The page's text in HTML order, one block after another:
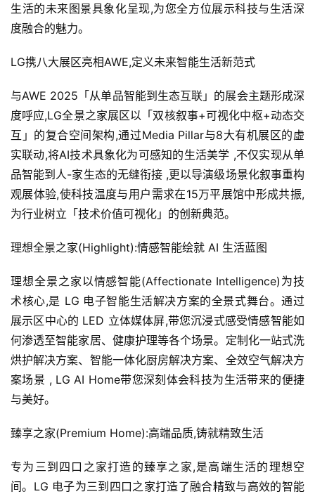
生活的未来图景具象化呈现,为您全方位展示科技与生活深
度融合的魅力。
LG携八大展区亮相AWE,定义未来智能生活新范式
与AWE 2025「从单品智能到生态互联」的展会主题形成深
度呼应,LG全景之家展区以「双核叙事+可视化中枢+动态交
互」的复合空间架构,通过Media Pillar与8大有机展区的虚
实联动,将AI技术具象化为可感知的生活美学 ,不仅实现从单
品智能到人-家生态的无缝衔接 ,更以导演级场景化叙事重构
观展体验,使科技温度与用户需求在15万平展馆中形成共振,
为行业树立「技术价值可视化」的创新典范。
理想全景之家(Highlight):情感智能绘就 AI 生活蓝图
理想全景之家以情感智能(Affectionate Intelligence)为技
术核心,是 LG 电子智能生活解决方案的全景式舞台。通过
展示区中心的 LED 立体媒体屏,带您沉浸式感受情感智能如
何渗透至智能家居、健康护理等各个场景。定制化一站式洗
烘护解决方案、智能一体化厨房解决方案、全效空气解决方
案场景 , LG AI Home带您深刻体会科技为生活带来的便捷
与美好。
臻享之家(Premium Home):高端品质,铸就精致生活
专为三到四口之家打造的臻享之家,是高端生活的理想空
间。LG 电子为三到四口之家打造了融合精致与高效的智能